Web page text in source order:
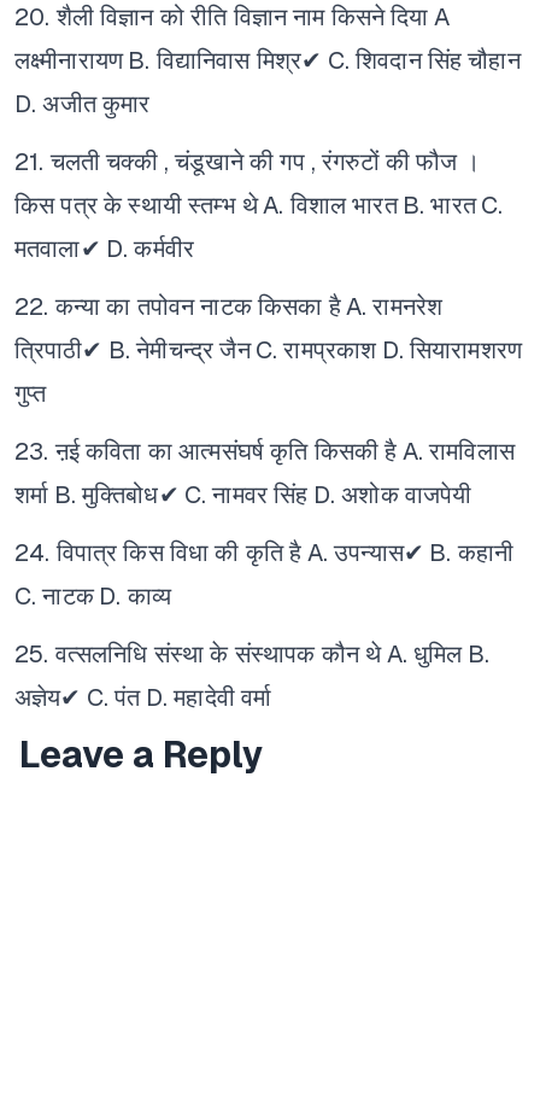
20. शैली विज्ञान को रीति विज्ञान नाम किसने दिया A
लक्ष्मीनारायण B. विद्यानिवास मिश्र✔ C. शिवदान सिंह चौहान
D. अजीत कुमार
21. चलती चक्की , चंडूखाने की गप , रंगरुटों की फौज ।
किस पत्र के स्थायी स्तम्भ थे A. विशाल भारत B. भारत C.
मतवाला✔ D. कर्मवीर
22. कन्या का तपोवन नाटक किसका है A. रामनरेश
त्रिपाठी✔ B. नेमीचन्द्र जैन C. रामप्रकाश D. सियारामशरण
गुप्त
23. ऩई कविता का आत्मसंघर्ष कृति किसकी है A. रामविलास
शर्मा B. मुक्तिबोध✔ C. नामवर सिंह D. अशोक वाजपेयी
24. विपात्र किस विधा की कृति है A. उपन्यास✔ B. कहानी
C. नाटक D. काव्य
25. वत्सलनिधि संस्था के संस्थापक कौन थे A. धुमिल B.
अज्ञेय✔ C. पंत D. महादेवी वर्मा
Leave a Reply